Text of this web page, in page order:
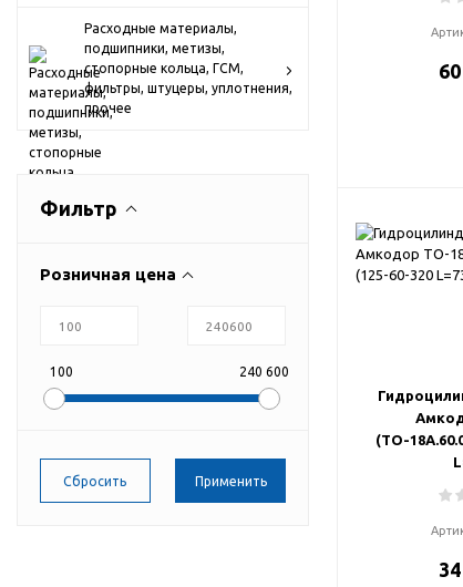
Расходные материалы,
подшипники, метизы,
стопорные кольца, ГСМ,
фильтры, штуцеры, уплотнения,
прочее
Фильтр
Розничная цена
100 240 600
(ТО-